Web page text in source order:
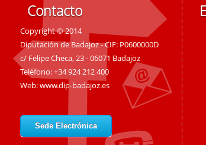
Contacto
Copyright © 2014
Diputación de Badajoz - CIF: P0600000D
c/ Felipe Checa, 23 - 06071 Badajoz
Teléfono: +34 924 212 400
Web:www.dip-badajoz.es
Sede Electrónica